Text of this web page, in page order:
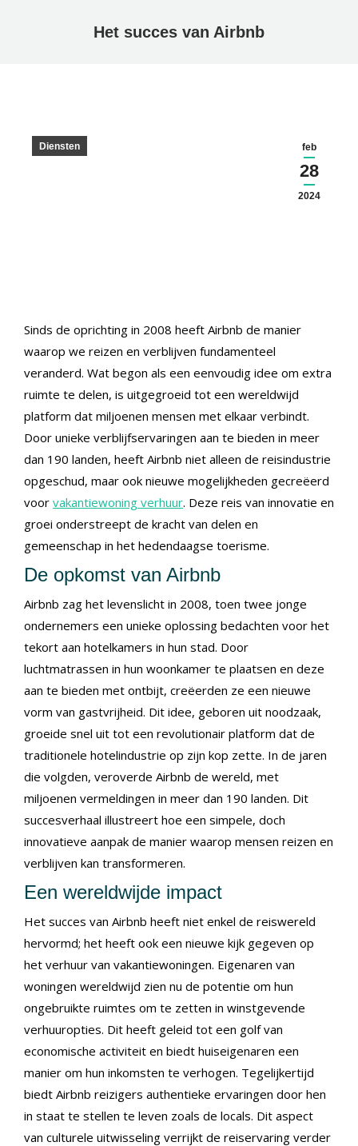
Het succes van Airbnb
feb
28
2024
Diensten
Sinds de oprichting in 2008 heeft Airbnb de manier
waarop we reizen en verblijven fundamenteel
veranderd. Wat begon als een eenvoudig idee om extra
ruimte te delen, is uitgegroeid tot een wereldwijd
platform dat miljoenen mensen met elkaar verbindt.
Door unieke verblijfservaringen aan te bieden in meer
dan 190 landen, heeft Airbnb niet alleen de reisindustrie
opgeschud, maar ook nieuwe mogelijkheden gecreëerd
voor vakantiewoning verhuur. Deze reis van innovatie en
groei onderstreept de kracht van delen en
gemeenschap in het hedendaagse toerisme.
De opkomst van Airbnb
Airbnb zag het levenslicht in 2008, toen twee jonge
ondernemers een unieke oplossing bedachten voor het
tekort aan hotelkamers in hun stad. Door
luchtmatrassen in hun woonkamer te plaatsen en deze
aan te bieden met ontbijt, creëerden ze een nieuwe
vorm van gastvrijheid. Dit idee, geboren uit noodzaak,
groeide snel uit tot een revolutionair platform dat de
traditionele hotelindustrie op zijn kop zette. In de jaren
die volgden, veroverde Airbnb de wereld, met
miljoenen vermeldingen in meer dan 190 landen. Dit
succesverhaal illustreert hoe een simpele, doch
innovatieve aanpak de manier waarop mensen reizen en
verblijven kan transformeren.
Een wereldwijde impact
Het succes van Airbnb heeft niet enkel de reiswereld
hervormd; het heeft ook een nieuwe kijk gegeven op
het verhuur van vakantiewoningen. Eigenaren van
woningen wereldwijd zien nu de potentie om hun
ongebruikte ruimtes om te zetten in winstgevende
verhuuropties. Dit heeft geleid tot een golf van
economische activiteit en biedt huiseigenaren een
manier om hun inkomsten te verhogen. Tegelijkertijd
biedt Airbnb reizigers authentieke ervaringen door hen
in staat te stellen te leven zoals de locals. Dit aspect
van culturele uitwisseling verrijkt de reiservaring verder